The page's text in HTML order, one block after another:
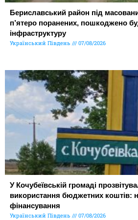
Бериславський район під
п’ятеро поранених, пошкоджено
інфраструктуру
Український Південь 07/08/2026
У Кочубеївській громаді
використання бюджетних коштів:
фінансування
Український Південь 07/08/2026